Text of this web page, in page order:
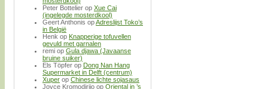
Peter Bottelier op Xue Cai
(ingelegde mosterdkool)
Geert Anthonis opAdreslijst Toko’s
in België
Henk op Knapperige tofuvellen
gevuld met garnalen
remi op Gula djawa (Javaanse
bruine suiker)
Els Töpfer op Dong Nan Hang
Supermarket in Delft (centrum)
Xuper op Chinese lichte sojasaus
Joyce Kromodirijo op Oriental in ’s